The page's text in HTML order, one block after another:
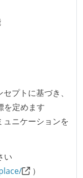
制を採用している
いる
プトに基づき、
を定めます
ュニケーションを
い
）